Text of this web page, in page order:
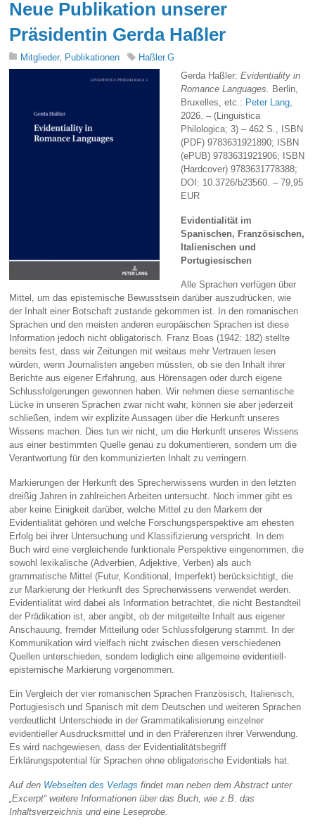
Neue Publikation unserer
Präsidentin Gerda Haßler
Mitglieder, Publikationen
Haßler.G
Gerda Haßler:Evidentiality in
Romance Languages. Berlin,
Bruxelles, etc.: Peter Lang,
2026. – (Linguistica
Philologica; 3) – 462 S., ISBN
(PDF) 9783631921890; ISBN
(ePUB) 9783631921906; ISBN
(Hardcover) 9783631778388;
DOI: 10.3726/b23560. – 79,95
EUR
Evidentialität im
Spanischen, Französischen,
Italienischen und
Portugiesischen
Alle Sprachen verfügen über
Mittel, um das epistemische Bewusstsein darüber auszudrücken, wie
der Inhalt einer Botschaft zustande gekommen ist. In den romanischen
Sprachen und den meisten anderen europäischen Sprachen ist diese
Information jedoch nicht obligatorisch. Franz Boas (1942: 182) stellte
bereits fest, dass wir Zeitungen mit weitaus mehr Vertrauen lesen
würden, wenn Journalisten angeben müssten, ob sie den Inhalt ihrer
Berichte aus eigener Erfahrung, aus Hörensagen oder durch eigene
Schlussfolgerungen gewonnen haben. Wir nehmen diese semantische
Lücke in unseren Sprachen zwar nicht wahr, können sie aber jederzeit
schließen, indem wir explizite Aussagen über die Herkunft unseres
Wissens machen. Dies tun wir nicht, um die Herkunft unseres Wissens
aus einer bestimmten Quelle genau zu dokumentieren, sondern um die
Verantwortung für den kommunizierten Inhalt zu verringern.
Markierungen der Herkunft des Sprecherwissens wurden in den letzten
dreißig Jahren in zahlreichen Arbeiten untersucht. Noch immer gibt es
aber keine Einigkeit darüber, welche Mittel zu den Markern der
Evidentialität gehören und welche Forschungsperspektive am ehesten
Erfolg bei ihrer Untersuchung und Klassifizierung verspricht. In dem
Buch wird eine vergleichende funktionale Perspektive eingenommen, die
sowohl lexikalische (Adverbien, Adjektive, Verben) als auch
grammatische Mittel (Futur, Konditional, Imperfekt) berücksichtigt, die
zur Markierung der Herkunft des Sprecherwissens verwendet werden.
Evidentialität wird dabei als Information betrachtet, die nicht Bestandteil
der Prädikation ist, aber angibt, ob der mitgeteilte Inhalt aus eigener
Anschauung, fremder Mitteilung oder Schlussfolgerung stammt. In der
Kommunikation wird vielfach nicht zwischen diesen verschiedenen
Quellen unterschieden, sondern lediglich eine allgemeine evidentiell-
epistemische Markierung vorgenommen.
Ein Vergleich der vier romanischen Sprachen Französisch, Italienisch,
Portugiesisch und Spanisch mit dem Deutschen und weiteren Sprachen
verdeutlicht Unterschiede in der Grammatikalisierung einzelner
evidentieller Ausdrucksmittel und in den Präferenzen ihrer Verwendung.
Es wird nachgewiesen, dass der Evidentialitätsbegriff
Erklärungspotential für Sprachen ohne obligatorische Evidentials hat.
Auf den Webseiten des Verlags findet man neben dem Abstract unter
„Excerpt“ weitere Informationen über das Buch, wie z.B. das
Inhaltsverzeichnis und eine Leseprobe.